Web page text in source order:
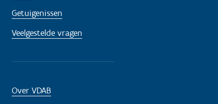
Getuigenissen
Veelgestelde vragen
Over VDAB